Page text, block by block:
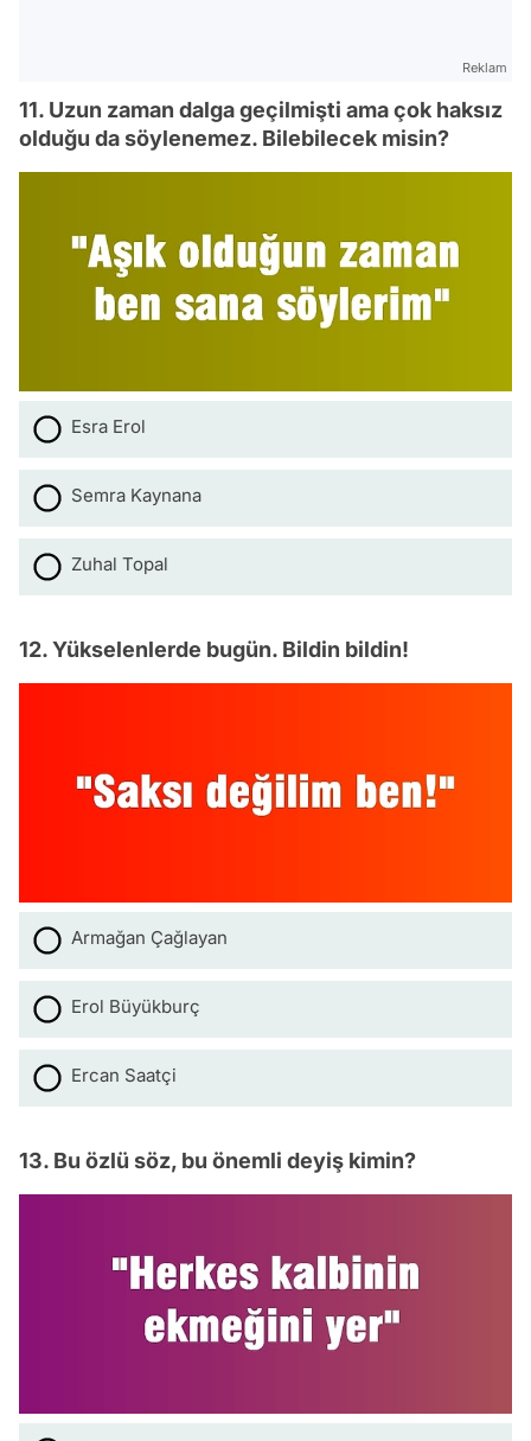
Reklam
11. Uzun zaman dalga geçilmişti ama çok haksız
olduğu da söylenemez. Bilebilecek misin?
Esra Erol
Semra Kaynana
Zuhal Topal
12. Yükselenlerde bugün. Bildin bildin!
Armağan Çağlayan
Erol Büyükburç
Ercan Saatçi
13. Bu özlü söz, bu önemli deyiş kimin?